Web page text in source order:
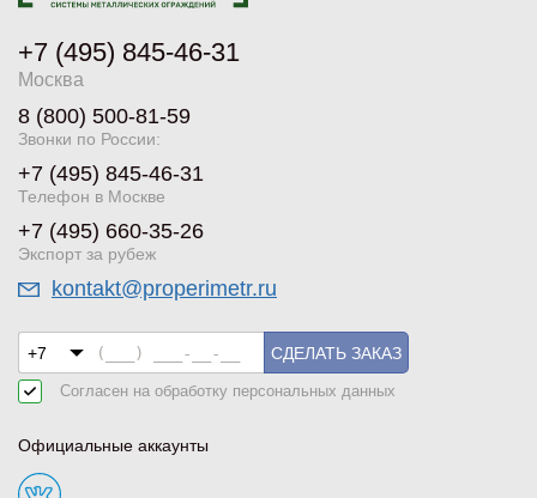
+7 (495) 845-46-31
Москва
8 (800) 500-81-59
Звонки по России:
+7 (495) 845-46-31
Телефон в Москве
+7 (495) 660-35-26
Экспорт за рубеж
kontakt@properimetr.ru
СДЕЛАТЬ ЗАКАЗ
Согласен на обработку персональных данных
Официальные аккаунты